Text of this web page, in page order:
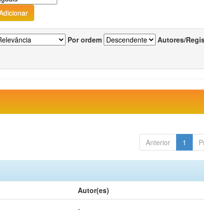
Por ordem Autores/
Anterior 1
Autor(es)
-